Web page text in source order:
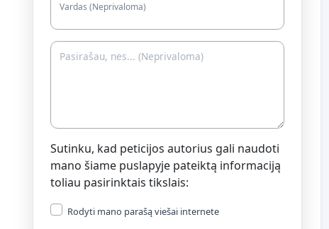
Vardas (Neprivaloma)
Sutinku, kad peticijos autorius gali naudoti
mano šiame puslapyje pateiktą informaciją
toliau pasirinktais tikslais:
Rodyti mano parašą viešai internete